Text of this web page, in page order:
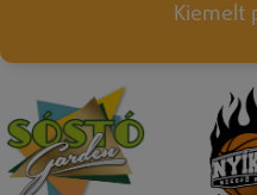
Kiemelt